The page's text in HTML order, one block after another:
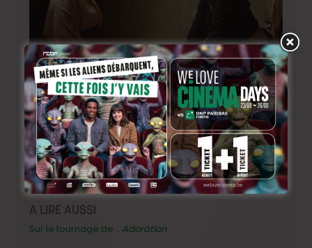
Nisrin Erradi et Lubna Zabal dans « Adam » de Mariam
Touzani
On retrouvera également à l’affiche du la coproduction
belgeAdam, de Maryam Touzani, avec au casting la
formidable comédienne belge Lubna Azabal.
Rendez-vous dans la capitale wallonne du 27
septembre au 4 octobre prochains!
A LIRE AUSSI
Sur le tournage de… Adoration